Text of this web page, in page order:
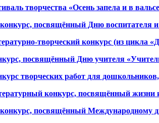
творчества «Осень запела и в
посвящённый Дню воспитателя
творческий конкурс (из цикла
посвящённый Дню учителя
творческих работ для
конкурс, посвящённый жизни
посвящённый Международному